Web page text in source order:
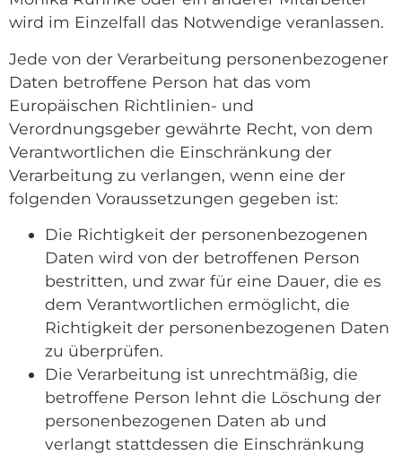
wird im Einzelfall das Notwendige veranlassen.
Jede von der Verarbeitung personenbezogener
Daten betroffene Person hat das vom
Europäischen Richtlinien- und
Verordnungsgeber gewährte Recht, von dem
Verantwortlichen die Einschränkung der
Verarbeitung zu verlangen, wenn eine der
folgenden Voraussetzungen gegeben ist:
Die Richtigkeit der personenbezogenen
Daten wird von der betroffenen Person
bestritten, und zwar für eine Dauer, die es
dem Verantwortlichen ermöglicht, die
Richtigkeit der personenbezogenen Daten
zu überprüfen.
Die Verarbeitung ist unrechtmäßig, die
betroffene Person lehnt die Löschung der
personenbezogenen Daten ab und
verlangt stattdessen die Einschränkung